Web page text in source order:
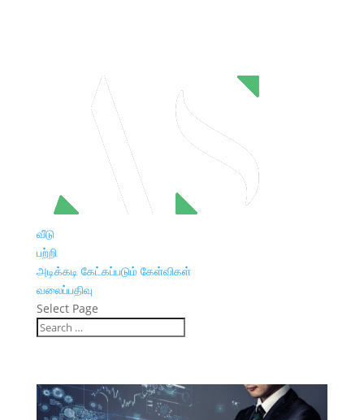
வீடு
பற்றி
அடிக்கடி கேட்கப்படும் கேள்விகள்
வலைப்பதிவு
Select Page